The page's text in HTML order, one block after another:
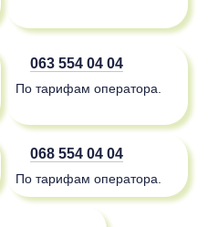
063 554 04 04
По тарифам оператора.
068 554 04 04
По тарифам оператора.